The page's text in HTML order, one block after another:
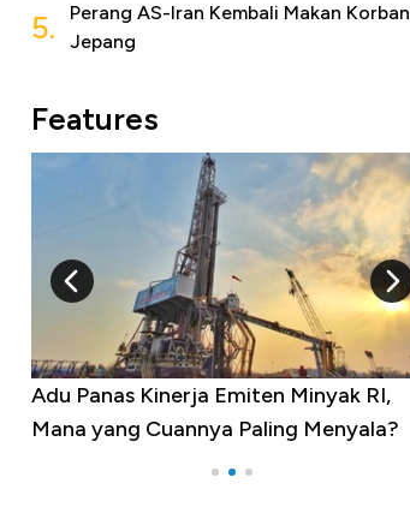
5.
Perang AS-Iran Kembali Makan Korban
Jepang
Features
Adu Panas Kinerja Emiten Minyak RI,
Mana yang Cuannya Paling Menyala?